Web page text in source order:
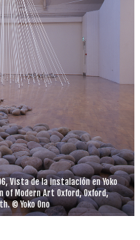
Vista de la instalación en Yoko
of Modern Art Oxford, Oxford,
© Yoko Ono